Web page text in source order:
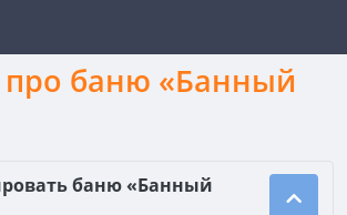
баню «Банный
баню «Банный